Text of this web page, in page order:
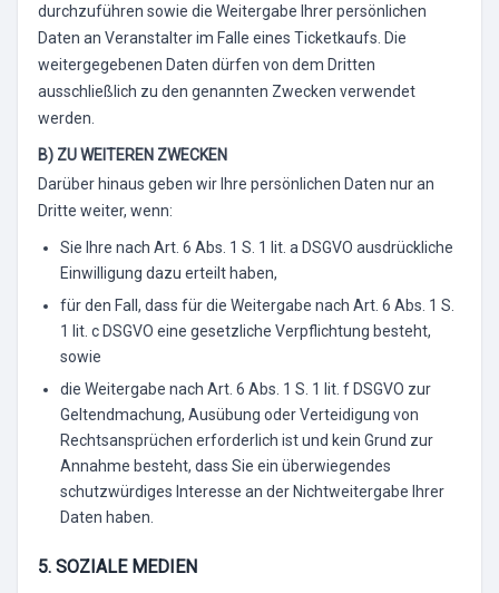
durchzuführen sowie die Weitergabe Ihrer persönlichen
Daten an Veranstalter im Falle eines Ticketkaufs. Die
weitergegebenen Daten dürfen von dem Dritten
ausschließlich zu den genannten Zwecken verwendet
werden.
B) ZU WEITEREN ZWECKEN
Darüber hinaus geben wir Ihre persönlichen Daten nur an
Dritte weiter, wenn:
Sie Ihre nach Art. 6 Abs. 1 S. 1 lit. a DSGVO ausdrückliche
Einwilligung dazu erteilt haben,
für den Fall, dass für die Weitergabe nach Art. 6 Abs. 1 S.
1 lit. c DSGVO eine gesetzliche Verpflichtung besteht,
sowie
die Weitergabe nach Art. 6 Abs. 1 S. 1 lit. f DSGVO zur
Geltendmachung, Ausübung oder Verteidigung von
Rechtsansprüchen erforderlich ist und kein Grund zur
Annahme besteht, dass Sie ein überwiegendes
schutzwürdiges Interesse an der Nichtweitergabe Ihrer
Daten haben.
5. SOZIALE MEDIEN